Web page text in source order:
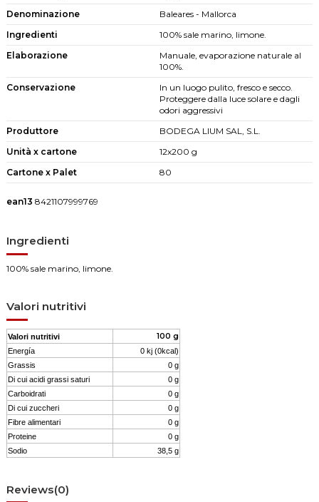
Denominazione
Baleares - Mallorca
Ingredienti
100% sale marino, limone.
Elaborazione
Manuale, evaporazione naturale al
100%.
Conservazione
In un luogo pulito, fresco e secco.
Proteggere dalla luce solare e dagli
odori aggressivi
Produttore
BODEGA LIUM SAL, S.L.
Unità x cartone
12x200 g
Cartone x Palet
80
ean13 8421107999769
Ingredienti
100% sale marino, limone.
Valori nutritivi
Valori nutritivi 100 g
Energía
0 kj (0kcal)
Grassis
0 g
Di cui acidi grassi saturi
0 g
Carboidrati
0 g
Di cui zuccheri
0 g
Fibre alimentari
0 g
Proteine
0 g
Sodio
38,5 g
Reviews(0)